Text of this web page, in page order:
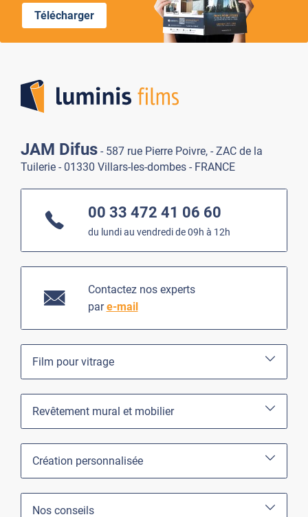
Télécharger
JAM Difus - 587 rue Pierre Poivre, - ZAC de la
Tuilerie - 01330 Villars-les-dombes - FRANCE
00 33 472 41 06 60
du lundi au vendredi de 09h à 12h
Contactez nos experts
pare-mail
Film pour vitrage
Revêtement mural et mobilier
Création personnalisée
Nos conseils